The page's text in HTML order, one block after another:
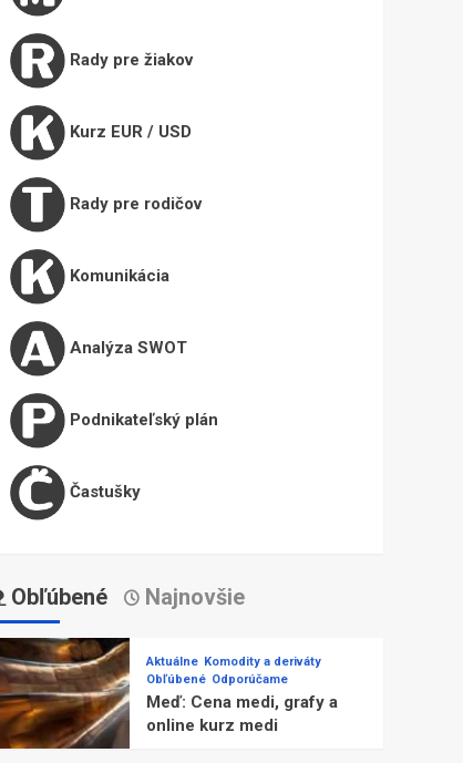
Rady pre žiakov
Kurz EUR / USD
Rady pre rodičov
Komunikácia
Analýza SWOT
Podnikateľský plán
Častušky
Obľúbené Najnovšie
Aktuálne Komodity a deriváty
Obľúbené Odporúčame
Meď: Cena medi, grafy a
online kurz medi